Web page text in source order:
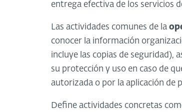
entrega efectiva de los servicios
Las actividades comunes de la
conocer la información
incluye las copias de seguridad),
su protección y uso en caso de
autorizada o por la aplicación de
Define actividades concretas